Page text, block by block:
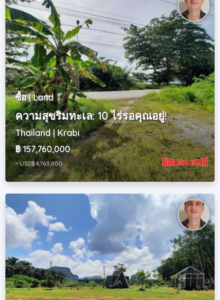
ซื้อ | Land
ความสุขริมทะเล: 10 ไร่รอคุณอยู่!
Thailand | Krabi
฿ 157,760,000
~ USD$ 4,763,000